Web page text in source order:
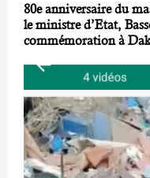
80e anniversaire du
le ministre d’Etat,
commémoration à